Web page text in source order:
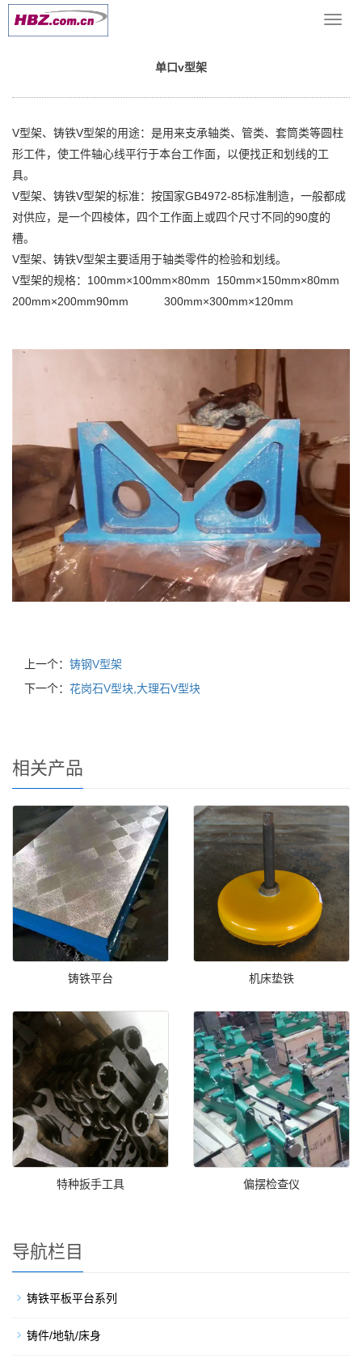
导
当前位置：网站首页
单口v型架
V型架、铸铁V型架的用途：是用来支承轴类、管类、套筒类等圆柱
形工件，使工件轴心线平行于本台工作面，以便找正和划线的工
具。
V型架、铸铁V型架的标准：按国家GB4972-85标准制造，一般都成
对供应，是一个四棱体，四个工作面上或四个尺寸不同的90度的
槽。
V型架、铸铁V型架主要适用于轴类零件的检验和划线。
V型架的规格：100mm×100mm×80mm 150mm×150mm×80mm
200mm×200mm90mm 300mm×300mm×120mm
上一个： 铸钢V型架
下一个： 花岗石V型块,大理石V型块
相关产品
铸铁平台 机床垫铁
特种扳手工具 偏摆检查仪
导航栏目
铸铁平板平台系列
铸件/地轨/床身